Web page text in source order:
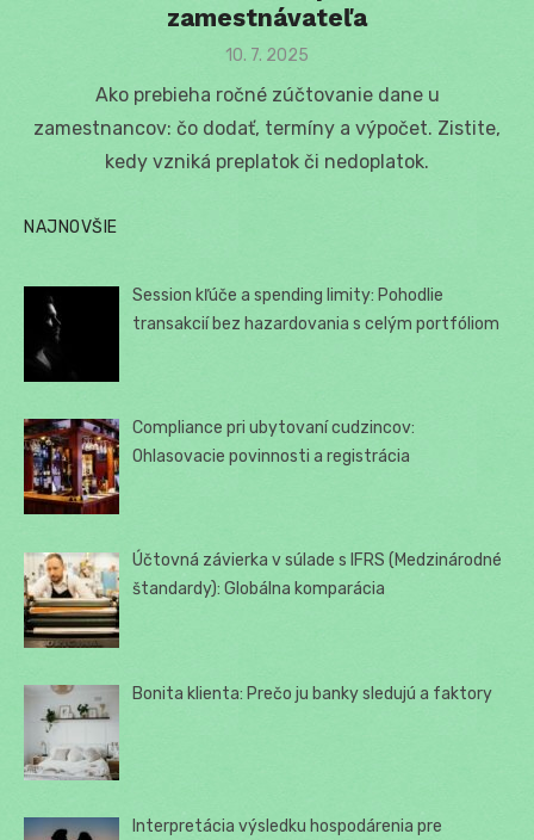
zamestnávateľa
Posted
10. 7. 2025
Ako prebieha ročné zúčtovanie dane u
zamestnancov: čo dodať, termíny a výpočet. Zistite,
kedy vzniká preplatok či nedoplatok.
NAJNOVŠIE
Session kľúče a spending limity: Pohodlie
transakcií bez hazardovania s celým portfóliom
Compliance pri ubytovaní cudzincov:
Ohlasovacie povinnosti a registrácia
Účtovná závierka v súlade s IFRS (Medzinárodné
štandardy): Globálna komparácia
Bonita klienta: Prečo ju banky sledujú a faktory
Interpretácia výsledku hospodárenia pre